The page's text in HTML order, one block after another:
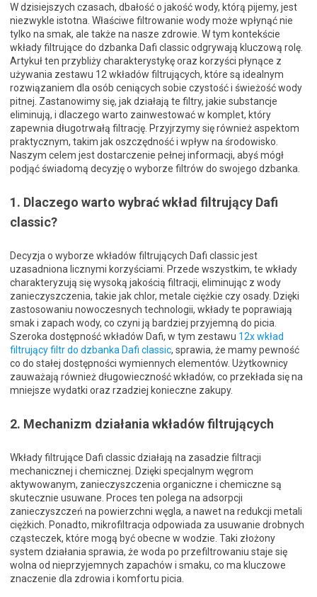
W dzisiejszych czasach, dbałość o jakość wody, którą pijemy, jest
niezwykle istotna. Właściwe filtrowanie wody może wpłynąć nie
tylko na smak, ale także na nasze zdrowie. W tym kontekście
wkłady filtrujące do dzbanka Dafi classic odgrywają kluczową rolę.
Artykuł ten przybliży charakterystykę oraz korzyści płynące z
używania zestawu 12 wkładów filtrujących, które są idealnym
rozwiązaniem dla osób ceniących sobie czystość i świeżość wody
pitnej. Zastanowimy się, jak działają te filtry, jakie substancje
eliminują, i dlaczego warto zainwestować w komplet, który
zapewnia długotrwałą filtrację. Przyjrzymy się również aspektom
praktycznym, takim jak oszczędność i wpływ na środowisko.
Naszym celem jest dostarczenie pełnej informacji, abyś mógł
podjąć świadomą decyzję o wyborze filtrów do swojego dzbanka.
1. Dlaczego warto wybrać wkład filtrujący Dafi
classic?
Decyzja o wyborze wkładów filtrujących Dafi classic jest
uzasadniona licznymi korzyściami. Przede wszystkim, te wkłady
charakteryzują się wysoką jakością filtracji, eliminując z wody
zanieczyszczenia, takie jak chlor, metale ciężkie czy osady. Dzięki
zastosowaniu nowoczesnych technologii, wkłady te poprawiają
smak i zapach wody, co czyni ją bardziej przyjemną do picia.
Szeroka dostępność wkładów Dafi, w tym zestawu 12x wkład
filtrujący filtr do dzbanka Dafi classic, sprawia, że mamy pewność
co do stałej dostępności wymiennych elementów. Użytkownicy
zauważają również długowieczność wkładów, co przekłada się na
mniejsze wydatki oraz rzadziej konieczne zakupy.
2. Mechanizm działania wkładów filtrujących
Wkłady filtrujące Dafi classic działają na zasadzie filtracji
mechanicznej i chemicznej. Dzięki specjalnym węgrom
aktywowanym, zanieczyszczenia organiczne i chemiczne są
skutecznie usuwane. Proces ten polega na adsorpcji
zanieczyszczeń na powierzchni węgla, a nawet na redukcji metali
ciężkich. Ponadto, mikrofiltracja odpowiada za usuwanie drobnych
cząsteczek, które mogą być obecne w wodzie. Taki złożony
system działania sprawia, że woda po przefiltrowaniu staje się
wolna od nieprzyjemnych zapachów i smaku, co ma kluczowe
znaczenie dla zdrowia i komfortu picia.